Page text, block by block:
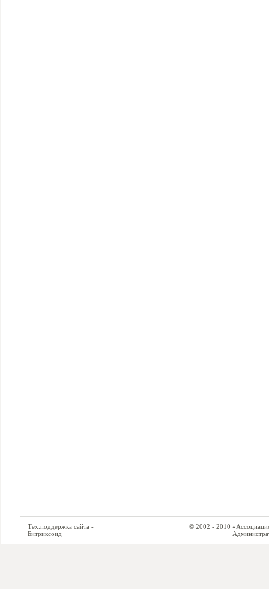
Тех.поддержка сайта -
Битриксоид
© 2002 - 2010 «Ассоциация